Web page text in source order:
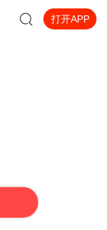
打开APP